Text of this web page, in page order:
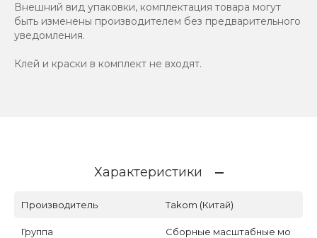
Внешний вид упаковки, комплектация товара могут
быть изменены производителем без предварительного
уведомления.
Клей и краски в комплект не входят.
Характеристики
Производитель Takom (Китай)
Группа
Сборные масштабные мо